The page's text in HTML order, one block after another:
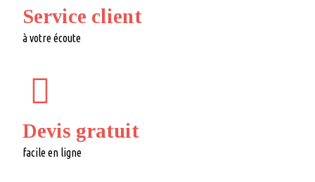
Service client
à votre écoute
Devis gratuit
facile en ligne